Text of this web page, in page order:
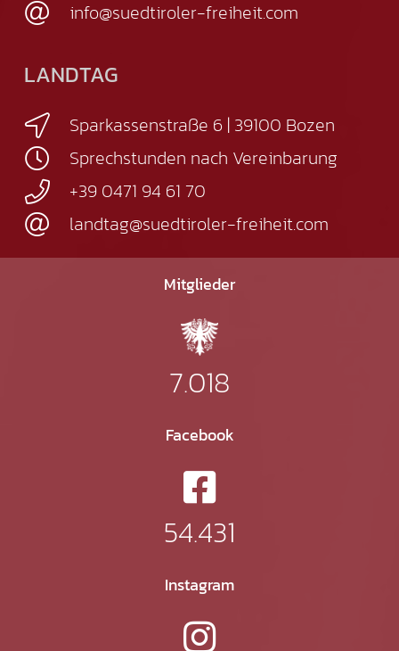
info@suedtiroler-freiheit.com
LANDTAG
Sparkassenstraße 6 | 39100 Bozen
Sprechstunden nach Vereinbarung
+39 0471 94 61 70
landtag@suedtiroler-freiheit.com
Mitglieder
7.018
Facebook
54.431
Instagram